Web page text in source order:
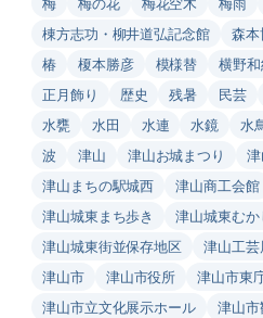
棟方志功・柳井道弘記念館
森本
椿
榎本勝彦 模様替 横野
正月飾り
歴史 残暑 民芸
水甕
水田 水連 水鏡 水
波
津山 津山お城まつり
津山まちの駅城西
津山商工会館
津山城東まち歩き
津山城東む
津山城東街並保存地区
津山工芸
津山市
津山市役所
津山市東
津山市立文化展示ホール
津山